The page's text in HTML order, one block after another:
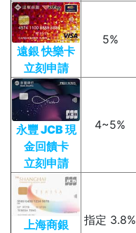
遠銀 快樂卡
立刻申請
5%
永豐 JCB 現
金回饋卡
立刻申請
4~5%
上海商銀
指定 3.8%